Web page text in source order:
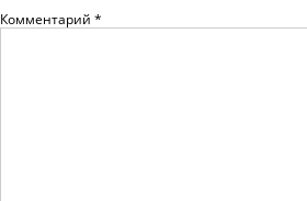
Комментарий *